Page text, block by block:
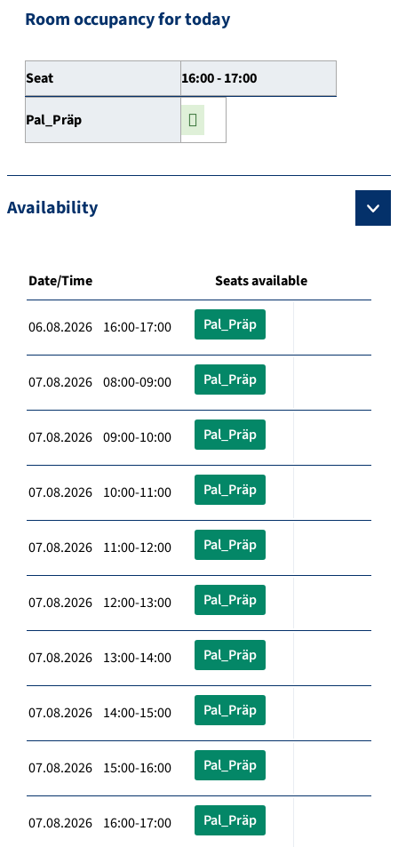
Room occupancy for today
Seat 16:00 - 17:00
Pal_Präp
Availability
Date/Time Seats available
06.08.2026 16:00-17:00 Pal_Präp
07.08.2026 08:00-09:00 Pal_Präp
07.08.2026 09:00-10:00 Pal_Präp
07.08.2026 10:00-11:00 Pal_Präp
07.08.2026 11:00-12:00 Pal_Präp
07.08.2026 12:00-13:00 Pal_Präp
07.08.2026 13:00-14:00 Pal_Präp
07.08.2026 14:00-15:00 Pal_Präp
07.08.2026 15:00-16:00 Pal_Präp
07.08.2026 16:00-17:00 Pal_Präp